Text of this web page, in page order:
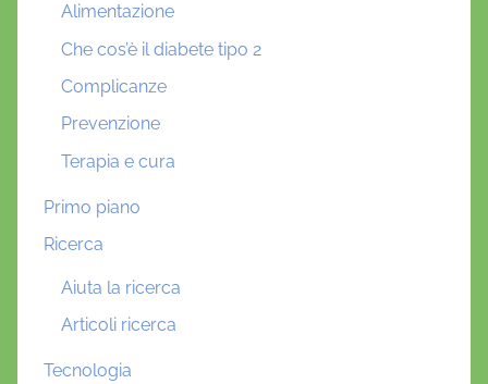
Alimentazione
Che cos’è il diabete tipo 2
Complicanze
Prevenzione
Terapia e cura
Primo piano
Ricerca
Aiuta la ricerca
Articoli ricerca
Tecnologia